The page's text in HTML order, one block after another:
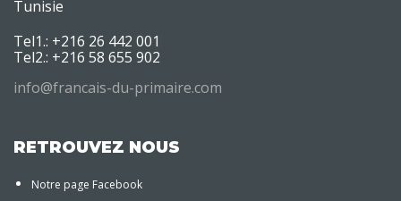
Tunisie
Tel1.: +216 26 442 001
Tel2.: +216 58 655 902
info@francais-du-primaire.com
RETROUVEZ NOUS
Notre page Facebook